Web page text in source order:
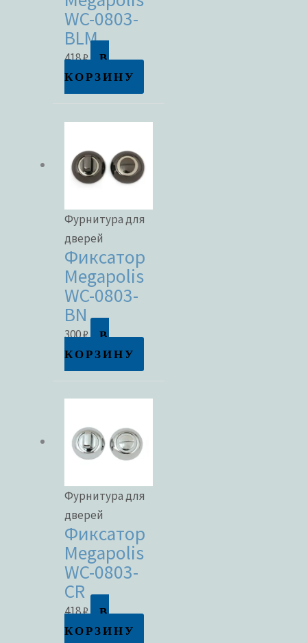
WC-0803-
BLM
418₽
В
КОРЗИНУ
Фурнитура для
дверей
Фиксатор
Megapolis
WC-0803-
BN
300₽
В
КОРЗИНУ
Фурнитура для
дверей
Фиксатор
Megapolis
WC-0803-
CR
418₽
В
КОРЗИНУ